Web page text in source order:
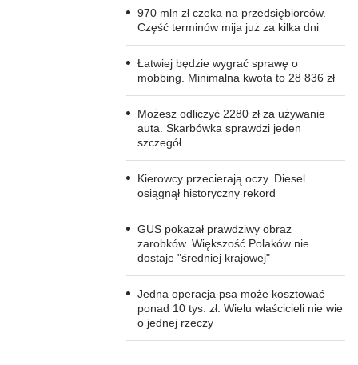
970 mln zł czeka na przedsiębiorców.
Część terminów mija już za kilka dni
Łatwiej będzie wygrać sprawę o
mobbing. Minimalna kwota to 28 836 zł
Możesz odliczyć 2280 zł za używanie
auta. Skarbówka sprawdzi jeden
szczegół
Kierowcy przecierają oczy. Diesel
osiągnął historyczny rekord
GUS pokazał prawdziwy obraz
zarobków. Większość Polaków nie
dostaje "średniej krajowej"
Jedna operacja psa może kosztować
ponad 10 tys. zł. Wielu właścicieli nie wie
o jednej rzeczy